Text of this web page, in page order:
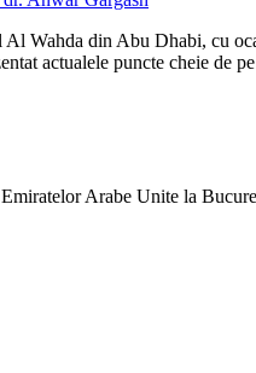
Wahda din Abu Dhabi, cu
actualele puncte cheie de
Arabe Unite la